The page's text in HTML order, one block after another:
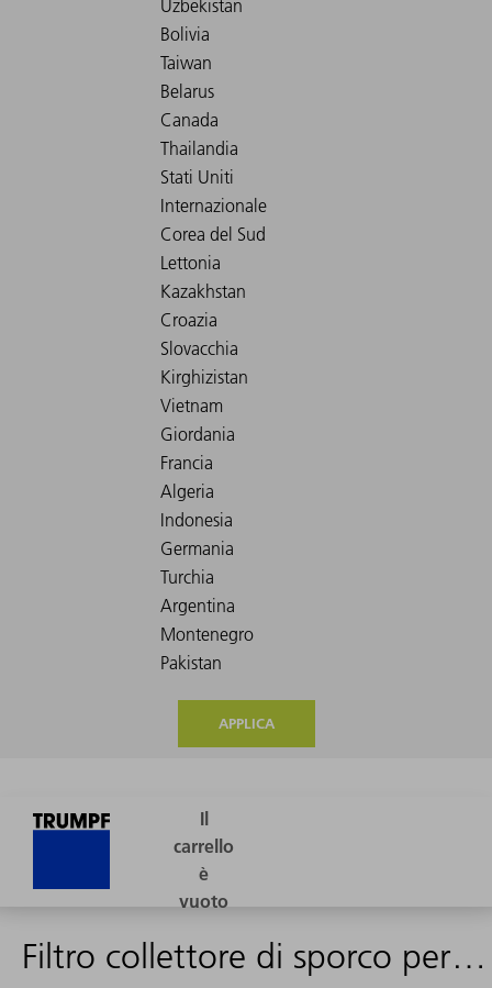
APPLICA
Filtro collettore di sporco per sensore 0,5 mm